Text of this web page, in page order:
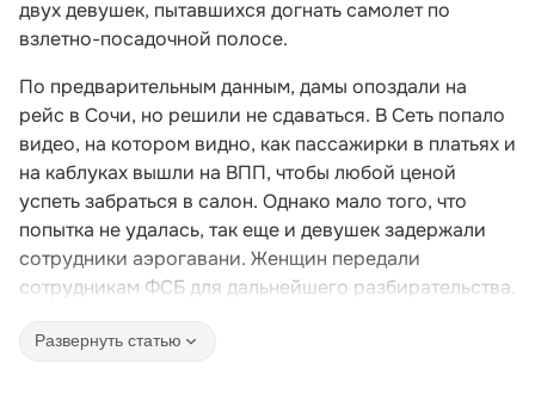
двух девушек, пытавшихся догнать самолет по
взлетно-посадочной полосе.
По предварительным данным, дамы опоздали на
рейс в Сочи, но решили не сдаваться. В Сеть попало
видео, на котором видно, как пассажирки в платьях и
на каблуках вышли на ВПП, чтобы любой ценой
успеть забраться в салон. Однако мало того, что
попытка не удалась, так еще и девушек задержали
сотрудники аэрогавани. Женщин передали
сотрудникам ФСБ для дальнейшего разбирательства.
Развернуть статью